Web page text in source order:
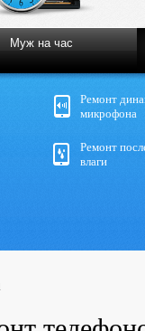
Муж на час
Ремонт
микрофона
Ремонт
влаги